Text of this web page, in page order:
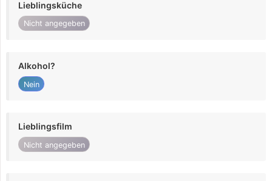
Lieblingsküche
Nicht angegeben
Alkohol?
Nein
Lieblingsfilm
Nicht angegeben